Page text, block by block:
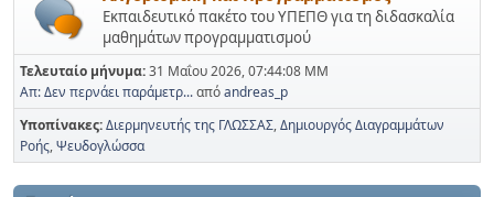
Εκπαιδευτικό πακέτο του ΥΠΕΠΘ για τη διδασκαλία
μαθημάτων προγραμματισμού
Τελευταίο μήνυμα:31 Μαΐου 2026, 07:44:08 ΜΜ
Απ: Δεν περνάει παράμετρ...απόandreas_p
Υποπίνακες Διερμηνευτής της ΓΛΩΣΣΑΣ Δημιουργός Διαγραμμάτων
Ροής Ψευδογλώσσα